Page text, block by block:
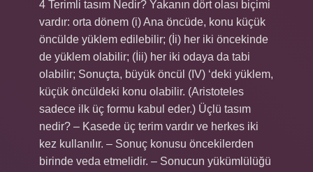
4 Terimli tasım Nedir? Yakanın dört olası biçimi
vardır: orta dönem (i) Ana öncüde, konu küçük
öncülde yüklem edilebilir; (İi) her iki öncekinde
de yüklem olabilir; (İii) her iki odaya da tabi
olabilir; Sonuçta, büyük öncül (IV) ‘deki yüklem,
küçük öncüldeki konu olabilir. (Aristoteles
sadece ilk üç formu kabul eder.) Üçlü tasım
nedir? – Kasede üç terim vardır ve herkes iki
kez kullanılır. – Sonuç konusu öncekilerden
birinde veda etmelidir. – Sonucun yükümlülüğü